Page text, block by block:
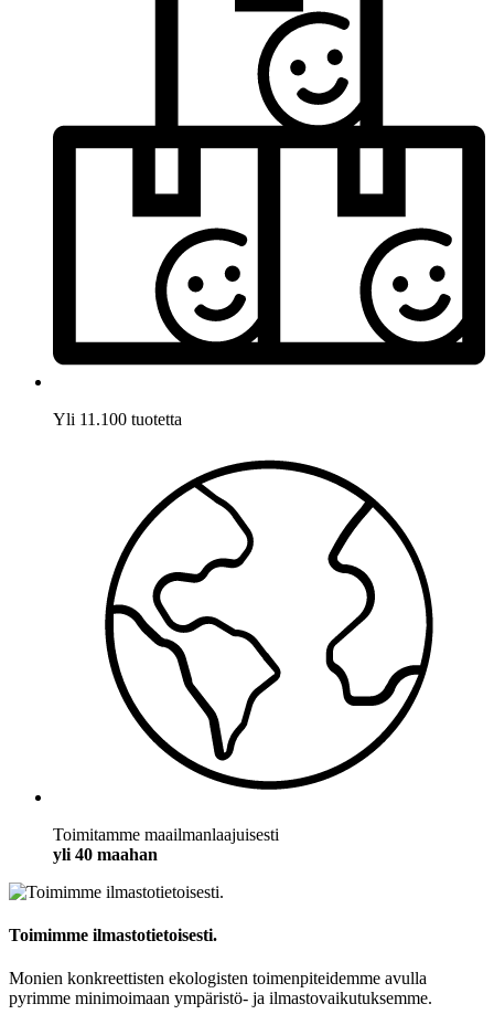
Yli 11.100 tuotetta
Toimitamme maailmanlaajuisesti
yli 40 maahan
Toimimme ilmastotietoisesti.
Monien konkreettisten ekologisten toimenpiteidemme avulla
pyrimme minimoimaan ympäristö- ja ilmastovaikutuksemme.